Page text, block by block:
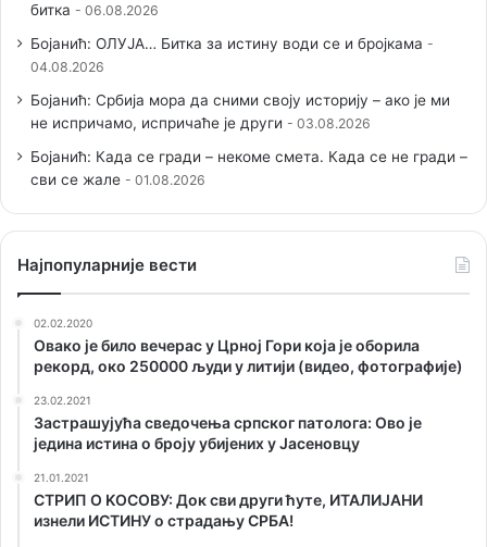
битка
06.08.2026
Бојанић: ОЛУЈА… Битка за истину води се и бројкама
04.08.2026
Бојанић: Србија мора да сними своју историју – ако је ми
не испричамо, испричаће је други
03.08.2026
Бојанић: Када се гради – некоме смета. Када се не гради –
сви се жале
01.08.2026
Наjпопуларније вести
02.02.2020
Овако је било вечерас у Црној Гори која је оборила
рекорд, око 250000 људи у литији (видео, фотографије)
23.02.2021
Застрашујућа сведочења српског патолога: Ово је
једина истина о броју убијених у Јасеновцу
21.01.2021
СТРИП О KОСОВУ: Док сви други ћуте, ИТАЛИЈАНИ
изнели ИСТИНУ о страдању СРБА!